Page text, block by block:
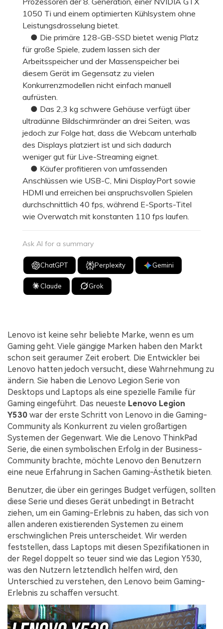
1050 Ti und einem optimierten Kühlsystem ohne
Leistungsdrosselung bietet.
● Die primäre 128-GB-SSD bietet wenig Platz
für große Spiele, zudem lassen sich der
Arbeitsspeicher und der Massenspeicher bei
diesem Gerät im Gegensatz zu vielen
Konkurrenzmodellen nicht einfach manuell
aufrüsten.
● Das 2,3 kg schwere Gehäuse verfügt über
ultradünne Bildschirmränder an drei Seiten, was
jedoch zur Folge hat, dass die Webcam unterhalb
des Displays platziert ist und sich dadurch
weniger gut für Live-Streaming eignet.
● Käufer profitieren von umfassenden
Anschlüssen wie USB-C, Mini DisplayPort sowie
HDMI und erreichen bei anspruchsvollen Spielen
durchschnittlich 40 fps, während E-Sports-Titel
wie Overwatch mit konstanten 110 fps laufen.
Ask AI for a summary
ChatGPT Perplexity Gemini
Claude Grok
Lenovo ist keine sehr beliebte Marke, wenn es um
Gaming geht. Viele gängige Marken haben den Markt
schon seit geraumer Zeit erobert. Die Entwickler bei
Lenovo hatten jedoch versucht, diese Wahrnehmung zu
ändern. Sie haben die Lenovo Legion Serie von
Desktops und Laptops als eine spezielle Familie für
Gaming eingeführt. Das neueste Lenovo Legion
Y530 war der erste Schritt von Lenovo in die Gaming-
Community als Konkurrent zu vielen großartigen
Systemen der Gegenwart. Wie die Lenovo ThinkPad
Serie, die einen symbolischen Erfolg in der Business-
Community brachte, möchte Lenovo den Benutzern
eine neue Erfahrung in Sachen Gaming-Ästhetik bieten.
Benutzer, die über ein geringes Budget verfügen, sollten
diese Serie und dieses Gerät unbedingt in Betracht
ziehen, um ein Gaming-Erlebnis zu haben, das sich von
allen anderen existierenden Systemen zu einem
erschwinglichen Preis unterscheidet. Wir werden
feststellen, dass Laptops mit diesen Spezifikationen in
der Regel doppelt so teuer sind wie das Legion Y530,
was den Nutzern letztendlich helfen wird, den
Unterschied zu verstehen, den Lenovo beim Gaming-
Erlebnis zu schaffen versucht.